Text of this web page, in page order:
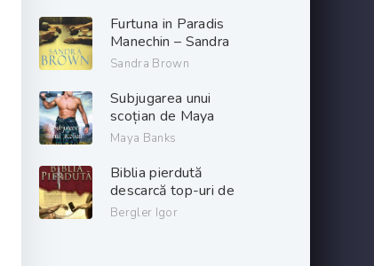
Furtuna in Paradis
Manechin – Sandra
Brown. PDF📚
Sandra Brown
Subjugarea unui
scoțian de Maya
Banks descarcă carți
gratis .pdf 📖
Maya Banks
Biblia pierdută
descarcă top-uri de
cărți online gratis
Bergler Igor